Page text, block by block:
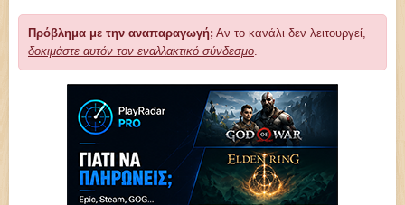
Πρόβλημα με την αναπαραγωγή; Αν το κανάλι δεν λειτουργεί,
δοκιμάστε αυτόν τον εναλλακτικό σύνδεσμο.